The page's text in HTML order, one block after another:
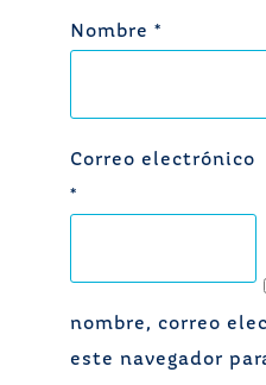
Nombre *
Correo electrónico
*
nombre, correo
este navegador